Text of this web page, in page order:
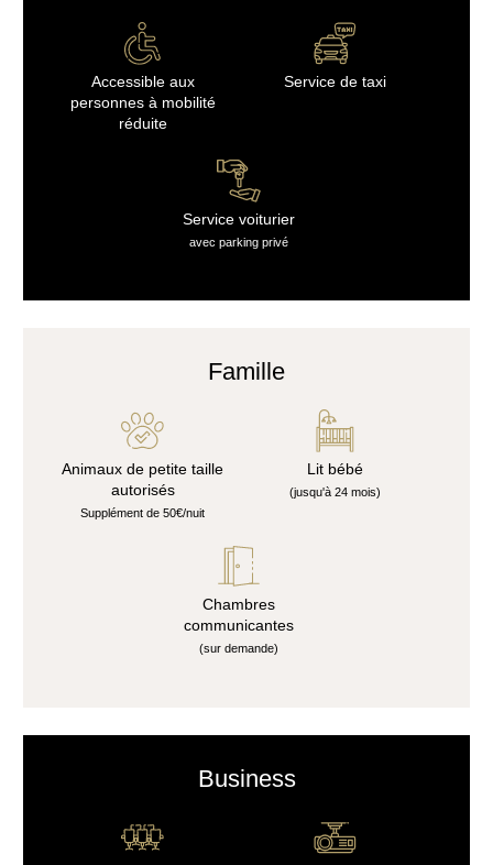
Accessible aux
personnes à mobilité
réduite
Service de taxi
Service voiturier
avec parking privé
Famille
Animaux de petite taille
autorisés
Supplément de 50€/nuit
Lit bébé
(jusqu'à 24 mois)
Chambres
communicantes
(sur demande)
Business
CHAMBRES & SUITES
SÉMINAIRES & ÉVÈNEMENTS